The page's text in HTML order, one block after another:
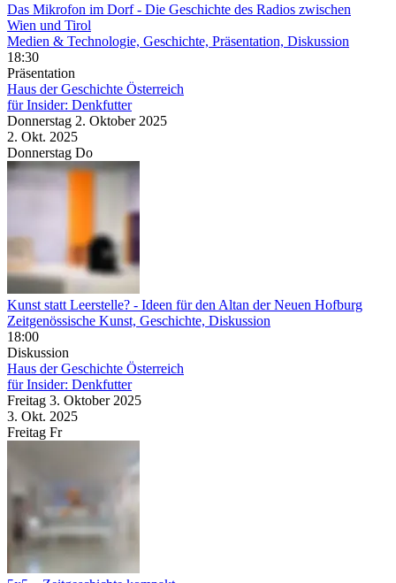
Das Mikrofon im Dorf- Die Geschichte des Radios zwischen
Wien und Tirol
Medien & Technologie, Geschichte, Präsentation, Diskussion
18:30
Präsentation
Haus der Geschichte Österreich
für Insider: Denkfutter
Donnerstag 2. Oktober 2025
2. Okt. 2025
Donnerstag Do
Kunst statt Leerstelle? - Ideen für den Altan der Neuen Hofburg
Zeitgenössische Kunst, Geschichte, Diskussion
18:00
Diskussion
Haus der Geschichte Österreich
für Insider: Denkfutter
Freitag 3. Oktober 2025
3. Okt. 2025
Freitag Fr